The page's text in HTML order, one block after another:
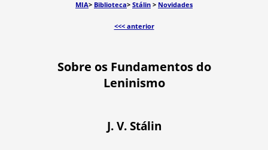
MIA> Biblioteca> Stálin > Novidades
<<< anterior
Sobre os Fundamentos do
Leninismo
J. V. Stálin